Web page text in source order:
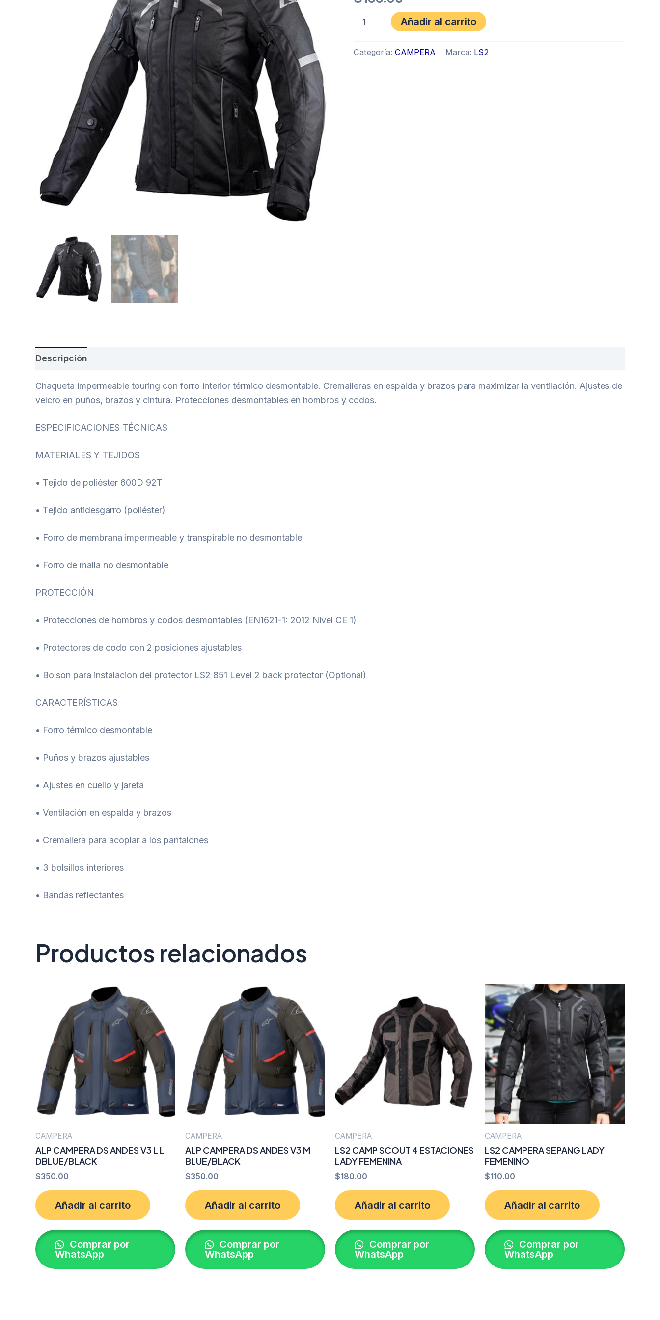
Añadir al carrito
Categoría: CAMPERA Marca: LS2
Descripción
Chaqueta impermeable touring con forro interior térmico desmontable. Cremalleras en espalda y brazos para maximizar la ventilación. Ajustes de
velcro en puños, brazos y cintura. Protecciones desmontables en hombros y codos.
ESPECIFICACIONES TÉCNICAS
MATERIALES Y TEJIDOS
• Tejido de poliéster 600D 92T
• Tejido antidesgarro (poliéster)
• Forro de membrana impermeable y transpirable no desmontable
• Forro de malla no desmontable
PROTECCIÓN
• Protecciones de hombros y codos desmontables (EN1621-1: 2012 Nivel CE 1)
• Protectores de codo con 2 posiciones ajustables
• Bolson para instalacion del protector LS2 851 Level 2 back protector (Optional)
CARACTERÍSTICAS
• Forro térmico desmontable
• Puños y brazos ajustables
• Ajustes en cuello y jareta
• Ventilación en espalda y brazos
• Cremallera para acoplar a los pantalones
• 3 bolsillos interiores
• Bandas reflectantes
Productos relacionados
CAMPERA
ALP CAMPERA DS ANDES V3 L L
DBLUE/BLACK
$350.00
Añadir al carrito
Comprar por
WhatsApp
CAMPERA
ALP CAMPERA DS ANDES V3 M
BLUE/BLACK
$350.00
Añadir al carrito
Comprar por
WhatsApp
CAMPERA
LS2 CAMP SCOUT 4 ESTACIONES
LADY FEMENINA
$180.00
Añadir al carrito
Comprar por
WhatsApp
CAMPERA
LS2 CAMPERA SEPANG LADY
FEMENINO
$110.00
Añadir al carrito
Comprar por
WhatsApp